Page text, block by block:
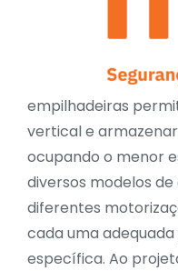
empilhadeiras
vertical e
ocupando o menor
diversos modelos
diferentes
cada uma
específica. Ao